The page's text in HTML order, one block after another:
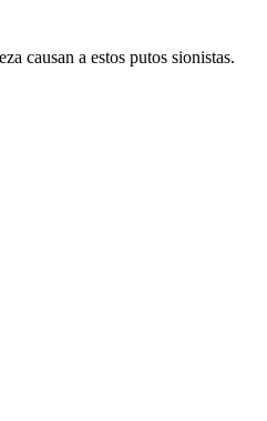
causan a estos putos sionistas.